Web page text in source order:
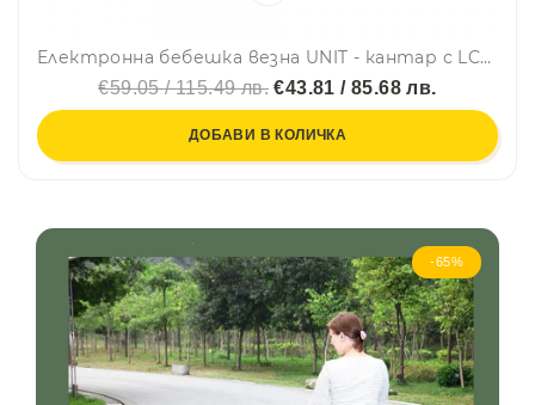
Електронна бебешка везна UNIT - кантар с LCD дисплей, до 20 кг
€59.05 / 115.49 лв. €43.81 / 85.68 лв.
ДОБАВИ В КОЛИЧКА
-65%